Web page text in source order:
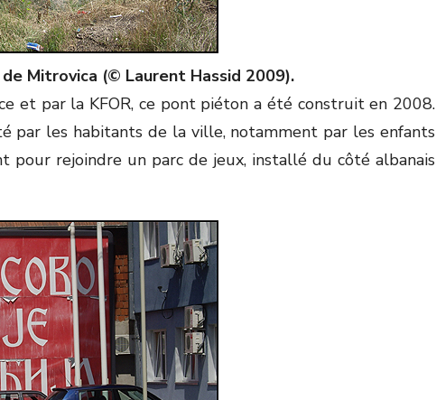
Mitrovica (© Laurent Hassid 2009).
et par la KFOR, ce pont piéton a été construit en 2008.
par les habitants de la ville, notamment par les enfants
pour rejoindre un parc de jeux, installé du côté albanais